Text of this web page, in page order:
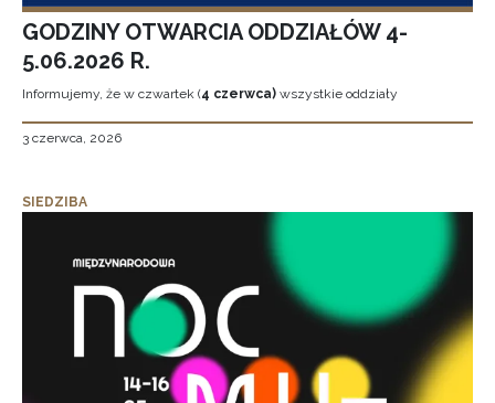
GODZINY OTWARCIA ODDZIAŁÓW 4-
5.06.2026 R.
Informujemy, że w czwartek (4 czerwca) wszystkie oddziały
3 czerwca, 2026
SIEDZIBA